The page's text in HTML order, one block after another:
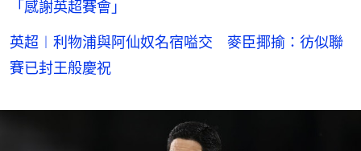
「感謝英超賽會」
英超︱利物浦與阿仙奴名宿嗌交 麥臣揶揄：彷似聯
賽已封王般慶祝